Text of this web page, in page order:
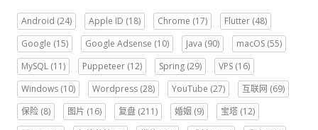
Android (24) Apple ID (18) Chrome (17) Flutter (48)
Google (15) Google Adsense (10) Java (90) macOS (55)
MySQL (11) Puppeteer (12) Spring (29) VPS (16)
Windows (10) Wordpress (28) YouTube (27) 互联网 (69)
保险 (8) 图片 (16) 复盘 (211) 婚姻 (9) 宝塔 (12)